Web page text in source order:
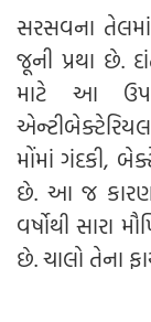
સરસવના
જૂની પ્રથા છે.
માટે આ
મોંમાં ગંદકી,
છે. આ જ
વર્ષોથી સારા
છે. ચાલો તેના